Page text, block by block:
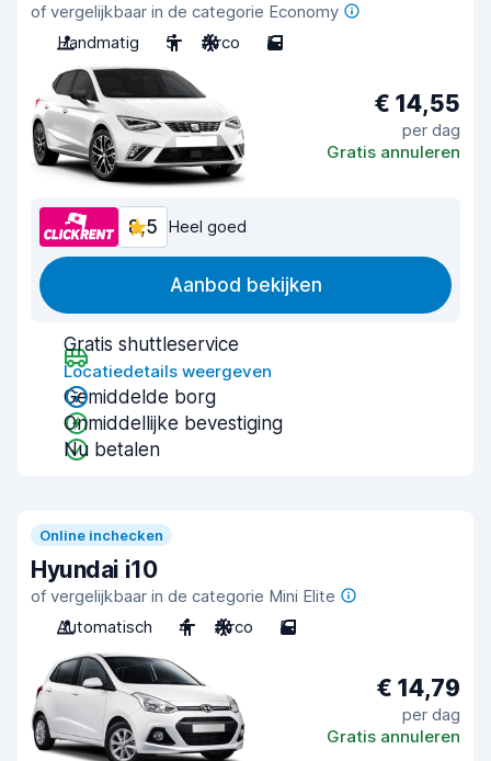
of vergelijkbaar in de categorie Economy
Handmatig
5 Airco 5
€ 14,55
per dag
Gratis annuleren
8,5 Heel goed
Aanbod bekijken
Gratis shuttleservice
Locatiedetails weergeven
Gemiddelde borg
Onmiddellijke bevestiging
Nu betalen
Online inchecken
Hyundai i10
of vergelijkbaar in de categorie Mini Elite
Automatisch
4 Airco 5
€ 14,79
per dag
Gratis annuleren